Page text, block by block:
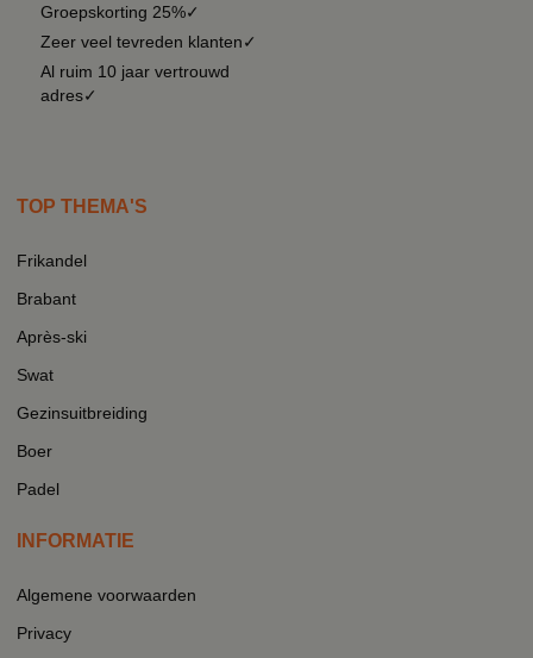
Groepskorting 25%✓
Zeer veel tevreden klanten✓
Al ruim 10 jaar vertrouwd
adres✓
TOP THEMA'S
Frikandel
Brabant
Après-ski
Swat
Gezinsuitbreiding
Boer
Padel
INFORMATIE
Algemene voorwaarden
Privacy